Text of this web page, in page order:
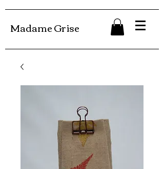
Madame Grise